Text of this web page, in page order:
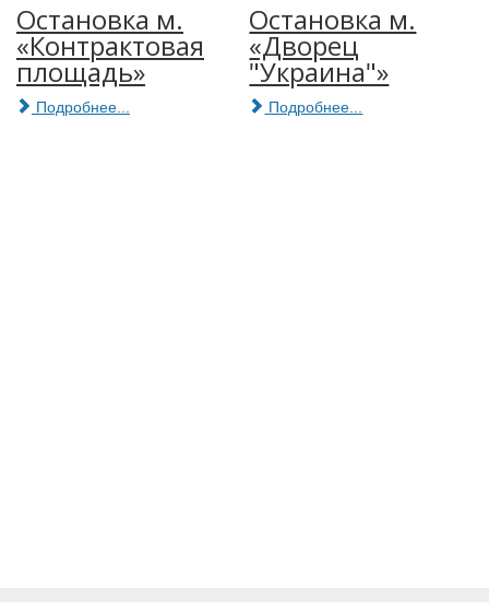
Остановка м.
«Контрактовая
площадь»
Подробнее...
Остановка м.
«Дворец
"Украина"»
Подробнее...